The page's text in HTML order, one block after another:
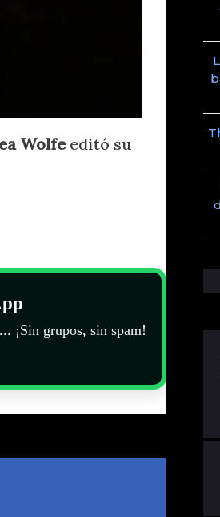
Wolfeeditó su
¡Sin grupos, sin spam!